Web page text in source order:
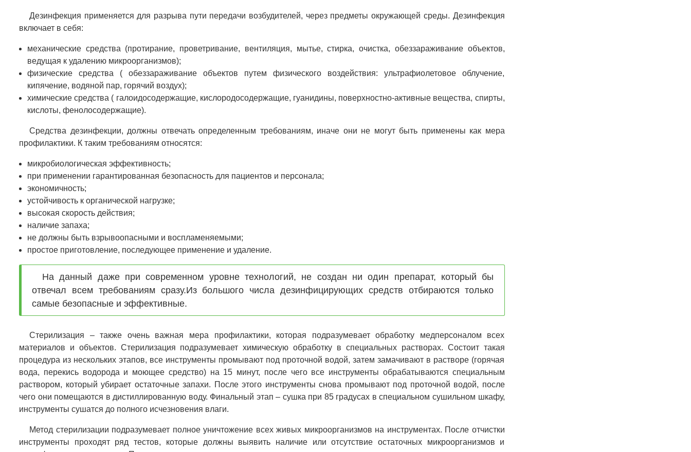
Дезинфекция применяется для разрыва пути передачи возбудителей, через предметы окружающей среды. Дезинфекция
включает в себя:
механические средства (протирание, проветривание, вентиляция, мытье, стирка, очистка, обеззараживание объектов,
ведущая к удалению микроорганизмов);
физические средства ( обеззараживание объектов путем физического воздействия: ультрафиолетовое облучение,
кипячение, водяной пар, горячий воздух);
химические средства ( галоидосодержащие, кислородосодержащие, гуанидины, поверхностно-активные вещества, спирты,
кислоты, фенолосодержащие).
Средства дезинфекции, должны отвечать определенным требованиям, иначе они не могут быть применены как мера
профилактики. К таким требованиям относятся:
микробиологическая эффективность;
при применении гарантированная безопасность для пациентов и персонала;
экономичность;
устойчивость к органической нагрузке;
высокая скорость действия;
наличие запаха;
не должны быть взрывоопасными и воспламеняемыми;
простое приготовление, последующее применение и удаление.
На данный даже при современном уровне технологий, не создан ни один препарат, который бы
отвечал всем требованиям сразу.Из большого числа дезинфицирующих средств отбираются только
самые безопасные и эффективные.
Стерилизация – также очень важная мера профилактики, которая подразумевает обработку медперсоналом всех
материалов и объектов. Стерилизация подразумевает химическую обработку в специальных растворах. Состоит такая
процедура из нескольких этапов, все инструменты промывают под проточной водой, затем замачивают в растворе (горячая
вода, перекись водорода и моющее средство) на 15 минут, после чего все инструменты обрабатываются специальным
раствором, который убирает остаточные запахи. После этого инструменты снова промывают под проточной водой, после
чего они помещаются в дистиллированную воду. Финальный этап – сушка при 85 градусах в специальном сушильном шкафу,
инструменты сушатся до полного исчезновения влаги.
Метод стерилизации подразумевает полное уничтожение всех живых микроорганизмов на инструментах. После отчистки
инструменты проходят ряд тестов, которые должны выявить наличие или отсутствие остаточных микроорганизмов и